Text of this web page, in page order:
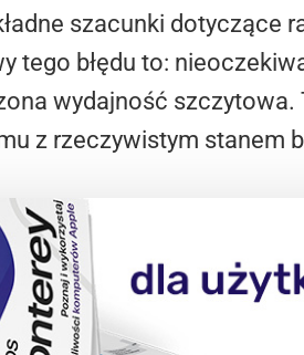
szacunki dotyczące
tego błędu to:
wydajność
z rzeczywistym stanem